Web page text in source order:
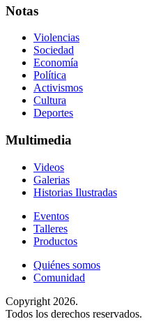
Notas
Violencias
Sociedad
Economía
Política
Activismos
Cultura
Deportes
Multimedia
Videos
Galerias
Historias Ilustradas
Eventos
Talleres
Productos
Quiénes somos
Comunidad
Copyright 2026.
Todos los derechos reservados.